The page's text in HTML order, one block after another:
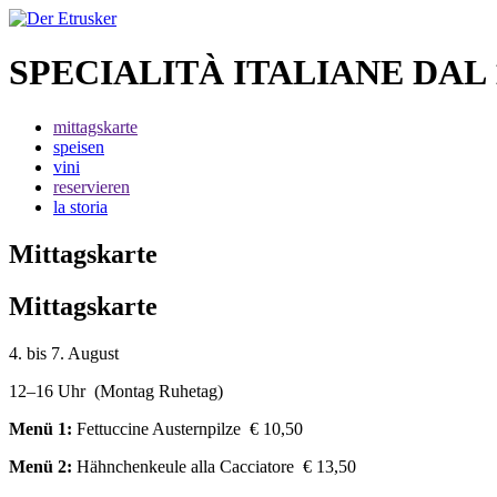
SPECIALITÀ ITALIANE DAL
mittagskarte
speisen
vini
reservieren
la storia
Mittagskarte
Mittagskarte
4. bis 7. August
12–16 Uhr (Montag Ruhetag)
Menü 1: Fettuccine Austernpilze € 10,50
Menü 2: Hähnchenkeule alla Cacciatore € 13,50